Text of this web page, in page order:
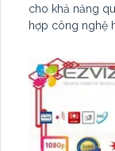
cho khả năng
hợp công nghệ
tự động theo